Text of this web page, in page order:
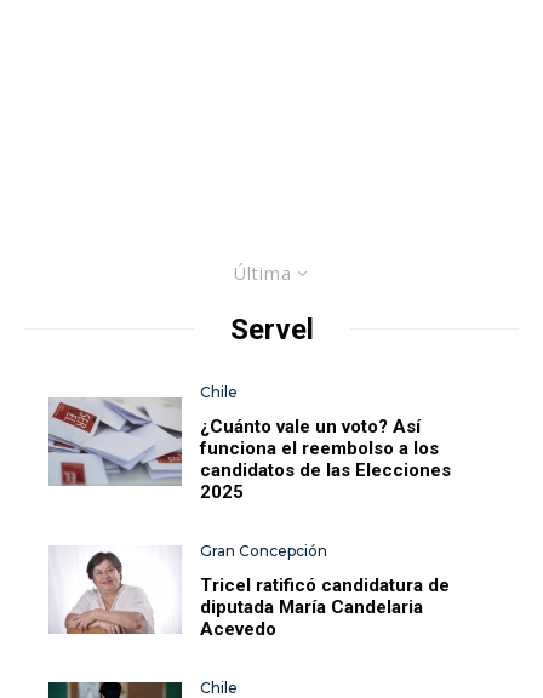
Última
Servel
Chile
¿Cuánto vale un voto? Así
funciona el reembolso a los
candidatos de las Elecciones
2025
Gran Concepción
Tricel ratificó candidatura de
diputada María Candelaria
Acevedo
Chile